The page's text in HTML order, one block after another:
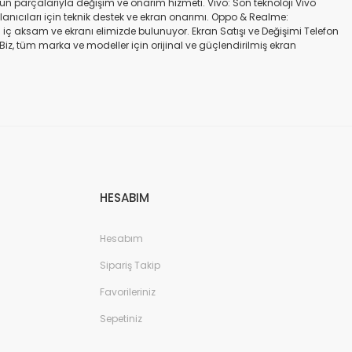
parçalarıyla değişim ve onarım hizmeti. Vivo: Son teknoloji Vivo
için teknik destek ve ekran onarımı. Oppo & Realme:
ve ekranı elimizde bulunuyor. Ekran Satışı ve Değişimi Telefon
Biz, tüm marka ve modeller için orijinal ve güçlendirilmiş ekran
değişimi ve tamiri Batarya değişimi Neden Bizi Tercih Etmelisiniz?
HESABIM
Hesabım
Sipariş Takip
Favorileriniz
Sepetiniz